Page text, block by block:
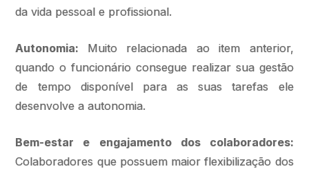
da vida pessoal e profissional.
Autonomia: Muito relacionada ao item anterior,
quando o funcionário consegue realizar sua gestão
de tempo disponível para as suas tarefas ele
desenvolve a autonomia.
Bem-estar e engajamento dos colaboradores:
Colaboradores que possuem maior flexibilização dos